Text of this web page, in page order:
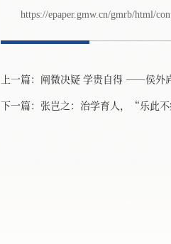
https://epaper.gmw.cn/gmrb/html/
上一篇： 阐微决疑 学贵自得 ——侯外
下一篇： 张岂之：治学育人，“乐此不